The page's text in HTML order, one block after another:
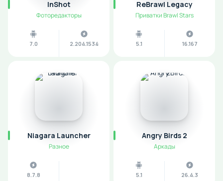
InShot
Фоторедакторы
7.0 2.204.1534
ReBrawl Legacy
Приватки Brawl Stars
5.1 16.167
Niagara Launcher
Разное
8.7.8
Angry Birds 2
Аркады
5.1 26.4.3